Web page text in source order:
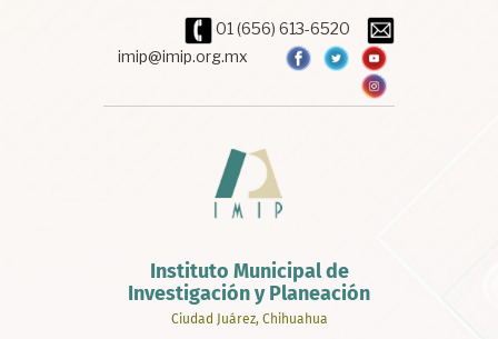
01 (656) 613-6520
imip@imip.org.mx
Instituto Municipal de
Investigación y Planeación
Ciudad Juárez, Chihuahua